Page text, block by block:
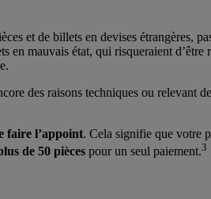
et de billets en devises étrangères,
mauvais état, qui risqueraient
des raisons techniques ou relevant
faire l’appoint. Cela signifie que votre
de 50 pièces pour un seul paiement.3